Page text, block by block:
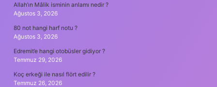
Allah’ın Mâlik isminin anlamı nedir ?
Ağustos 3, 2026
80 not hangi harf notu ?
Ağustos 3, 2026
Edremit’e hangi otobüsler gidiyor ?
Temmuz 29, 2026
Koç erkeği ile nasıl flört edilir ?
Temmuz 26, 2026